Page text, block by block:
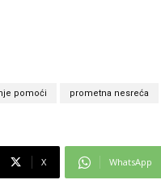
pomoći prometna nesreća
X WhatsApp